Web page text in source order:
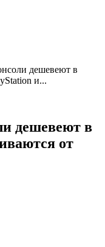
дешевеют в
и...
дешевеют в
от